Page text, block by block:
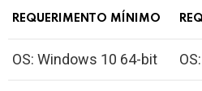
REQUERIMENTO MÍNIMO
OS: Windows 10 64-bit